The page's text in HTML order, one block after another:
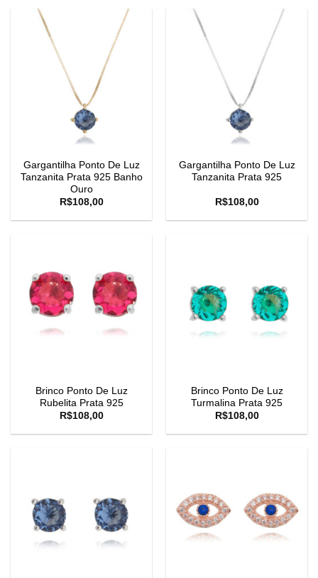
Gargantilha Ponto De Luz
Tanzanita Prata 925 Banho
Ouro
R$108,00
Gargantilha Ponto De Luz
Tanzanita Prata 925
R$108,00
Brinco Ponto De Luz
Rubelita Prata 925
R$108,00
Brinco Ponto De Luz
Turmalina Prata 925
R$108,00